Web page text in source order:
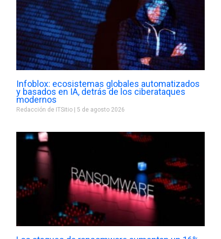
Infoblox: ecosistemas globales automatizados
y basados en IA, detrás de los ciberataques
modernos
Redacción de ITSitio 5 de agosto 2026